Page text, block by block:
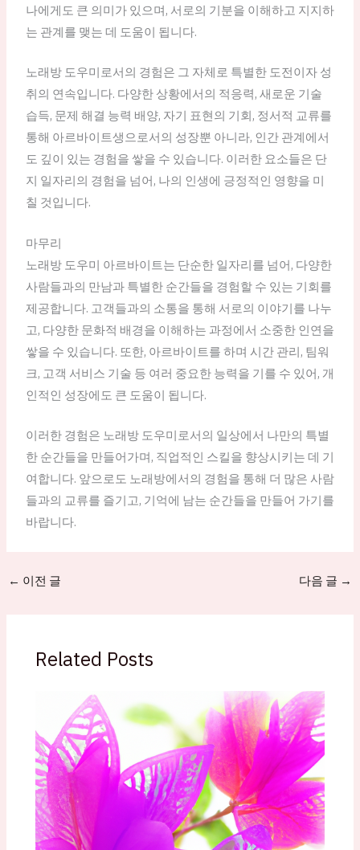
나에게도 큰 의미가 있으며, 서로의 기분을 이해하고 지지하
는 관계를 맺는 데 도움이 됩니다.
노래방 도우미로서의 경험은 그 자체로 특별한 도전이자 성
취의 연속입니다. 다양한 상황에서의 적응력, 새로운 기술
습득, 문제 해결 능력 배양, 자기 표현의 기회, 정서적 교류를
통해 아르바이트생으로서의 성장뿐 아니라, 인간 관계에서
도 깊이 있는 경험을 쌓을 수 있습니다. 이러한 요소들은 단
지 일자리의 경험을 넘어, 나의 인생에 긍정적인 영향을 미
칠 것입니다.
마무리
노래방 도우미 아르바이트는 단순한 일자리를 넘어, 다양한
사람들과의 만남과 특별한 순간들을 경험할 수 있는 기회를
제공합니다. 고객들과의 소통을 통해 서로의 이야기를 나누
고, 다양한 문화적 배경을 이해하는 과정에서 소중한 인연을
쌓을 수 있습니다. 또한, 아르바이트를 하며 시간 관리, 팀워
크, 고객 서비스 기술 등 여러 중요한 능력을 기를 수 있어, 개
인적인 성장에도 큰 도움이 됩니다.
이러한 경험은 노래방 도우미로서의 일상에서 나만의 특별
한 순간들을 만들어가며, 직업적인 스킬을 향상시키는 데 기
여합니다. 앞으로도 노래방에서의 경험을 통해 더 많은 사람
들과의 교류를 즐기고, 기억에 남는 순간들을 만들어 가기를
바랍니다.
← 이전 글 다음 글 →
Related Posts